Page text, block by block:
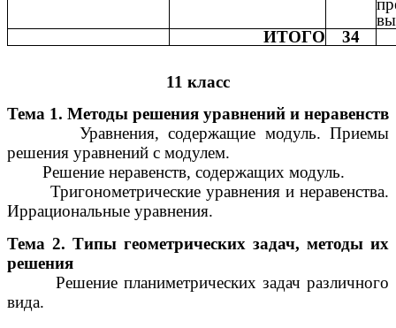
ИТОГО
34
11 класс
Тема 1. Методы решения уравнений и неравенств
Уравнения, содержащие модуль. Приемы
решения уравнений с модулем.
Решение неравенств, содержащих модуль.
Тригонометрические уравнения и неравенства.
Иррациональные уравнения.
Тема 2. Типы геометрических задач, методы их
решения
Решение планиметрических задач различного
вида.